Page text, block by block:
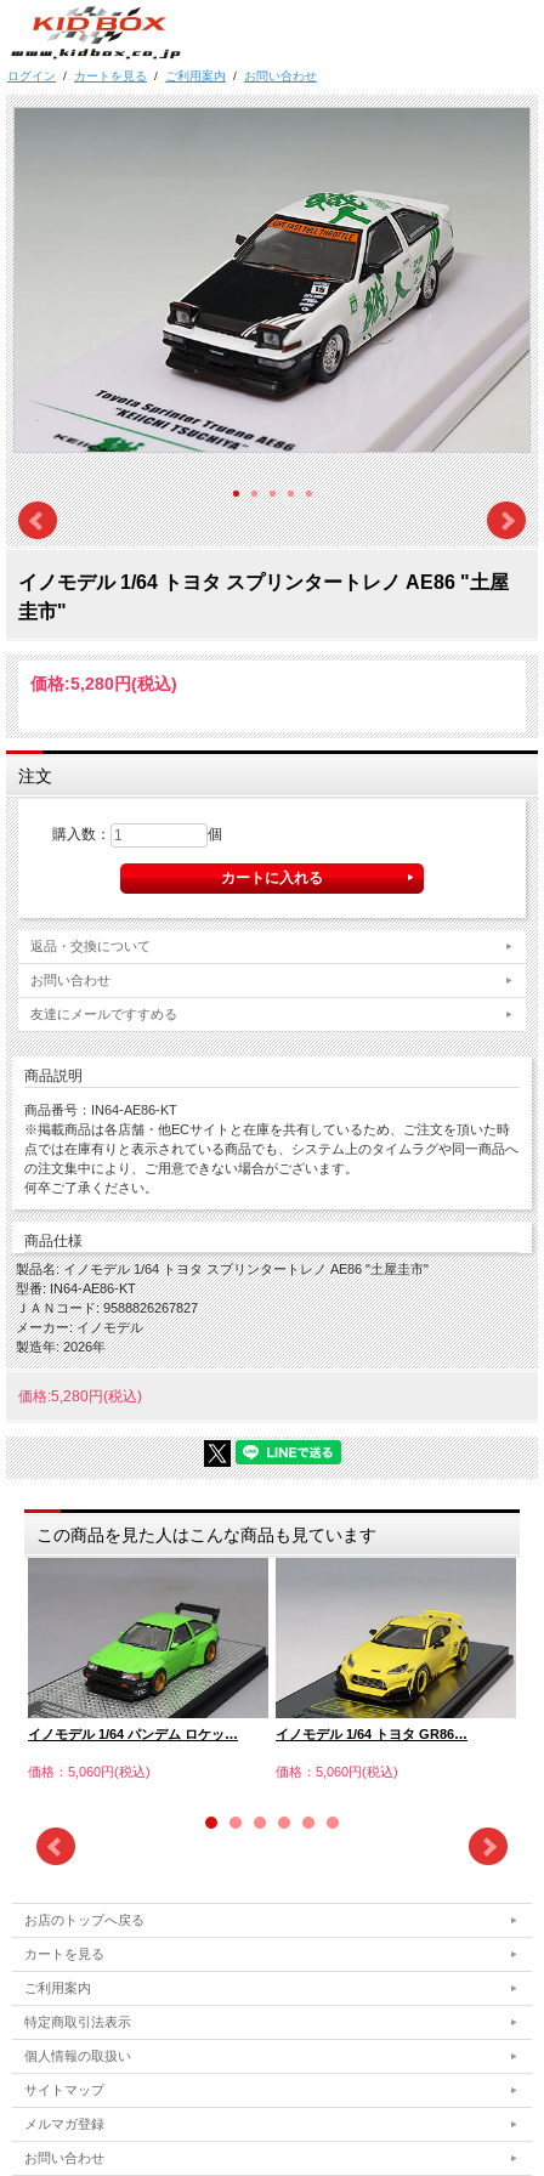
ログイン / カートを見る / ご利用案内 / お問い合わせ
イノモデル 1/64 トヨタ スプリンタートレノ AE86 "土屋
圭市"
価格:5,280円(税込)
注文
購入数： 個
返品・交換について
お問い合わせ
友達にメールですすめる
商品説明
商品番号：IN64-AE86-KT
※掲載商品は各店舗・他ECサイトと在庫を共有しているため、ご注文を頂いた時
点では在庫有りと表示されている商品でも、システム上のタイムラグや同一商品へ
の注文集中により、ご用意できない場合がございます。
何卒ご了承ください。
商品仕様
製品名: イノモデル 1/64 トヨタ スプリンタートレノ AE86 "土屋圭市"
型番: IN64-AE86-KT
ＪＡＮコード: 9588826267827
メーカー: イノモデル
製造年: 2026年
価格:5,280円(税込)
この商品を見た人はこんな商品も見ています
イノモデル 1/64 パンデム ロケッ…
価格：5,060円(税込)
イノモデル 1/64 トヨタ GR86…
価格：5,060円(税込)
お店のトップへ戻る
カートを見る
ご利用案内
特定商取引法表示
個人情報の取扱い
サイトマップ
メルマガ登録
お問い合わせ